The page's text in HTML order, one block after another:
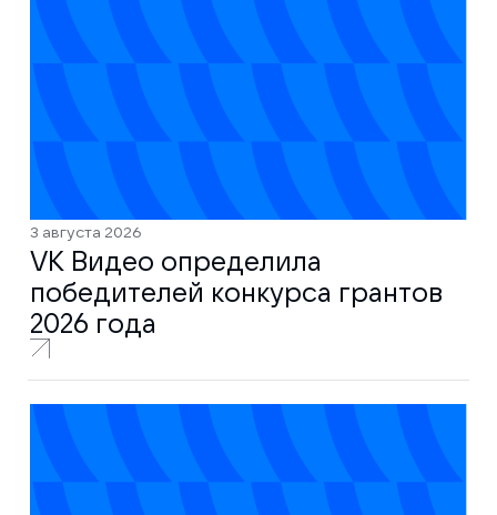
3 августа 2026
VK Видео определила
победителей конкурса грантов
2026 года